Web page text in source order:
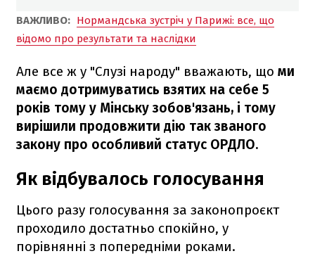
ВАЖЛИВО: Нормандська зустріч у Парижі: все, що
відомо про результати та наслідки
Але все ж у "Слузі народу" вважають, що ми
маємо дотримуватись взятих на себе 5
років тому у Мінську зобов'язань, і тому
вирішили продовжити дію так званого
закону про особливий статус ОРДЛО.
Як відбувалось голосування
Цього разу голосування за законопроєкт
проходило достатньо спокійно, у
порівнянні з попередніми роками.